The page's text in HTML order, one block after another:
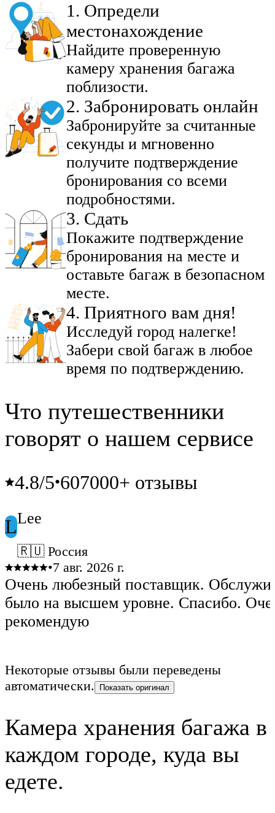
1 . Определи
местонахождение
Найдите проверенную
камеру хранения багажа
поблизости.
2. Забронировать онлайн
Забронируйте за считанные
секунды и мгновенно
получите подтверждение
бронирования со всеми
подробностями.
3. Сдать
Покажите подтверждение
бронирования на месте и
оставьте багаж в безопасном
месте.
4. Приятного вам дня!
Исследуй город налегке!
Забери свой багаж в любое
время по подтверждению.
Что путешественники
говорят о нашем сервисе
4.8/5•607000+ отзывы
LLee
🇷🇺 Россия
•7 авг. 2026 г.
Очень любезный поставщик.
было на высшем уровне. Спасибо.
рекомендую
Некоторые отзывы были переведены
автоматически.
Показать оригинал
Камера хранения багажа в
каждом городе, куда вы
едете.